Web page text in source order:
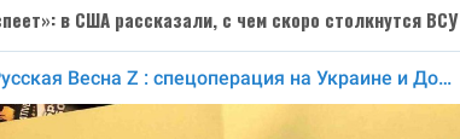
в США рассказали, с чем скоро столкнутся ВСУ